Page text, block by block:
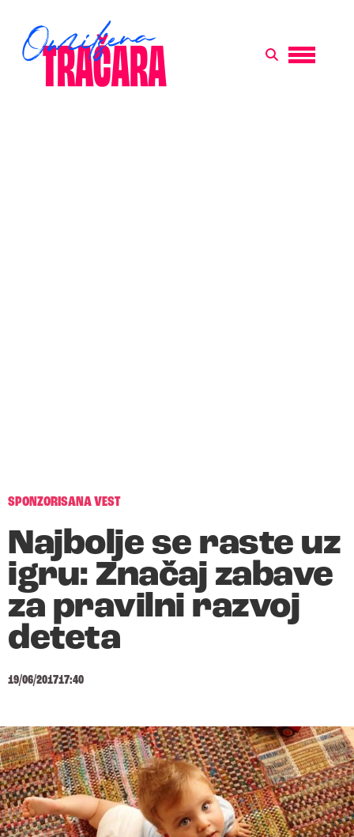
SPONZORISANA VEST
Najbolje se raste uz
igru: Značaj zabave
za pravilni razvoj
deteta
19/06/201717:40